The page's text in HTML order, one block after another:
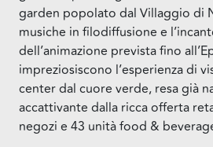
garden popolato dal Villaggio di
musiche in filodiffusione e
dell’animazione prevista fino
impreziosiscono l’esperienza di
center dal cuore verde, resa già
accattivante dalla ricca offerta
negozi e 43 unità food &